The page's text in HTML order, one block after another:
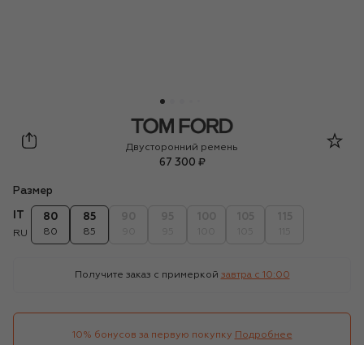
Tom Ford
Двусторонний ремень
67 300 ₽
Размер
RU
80
80
85
85
Получите заказ с примеркой завтра c 10:00
10% бонусов за первую покупку Подробнее